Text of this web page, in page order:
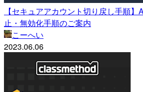
【セキュアアカウント切り戻し手順
止・無効化手順のご案内
こーへい
2023.06.06